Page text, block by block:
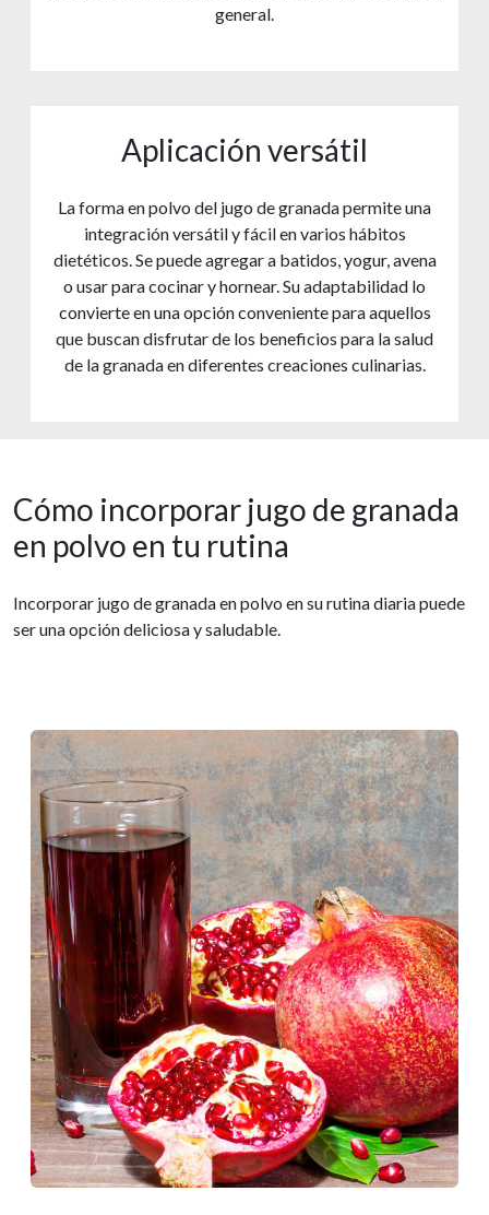
general.
Aplicación versátil
La forma en polvo del jugo de granada permite una
integración versátil y fácil en varios hábitos
dietéticos. Se puede agregar a batidos, yogur, avena
o usar para cocinar y hornear. Su adaptabilidad lo
convierte en una opción conveniente para aquellos
que buscan disfrutar de los beneficios para la salud
de la granada en diferentes creaciones culinarias.
Cómo incorporar jugo de granada
en polvo en tu rutina
Incorporar jugo de granada en polvo en su rutina diaria puede
ser una opción deliciosa y saludable.